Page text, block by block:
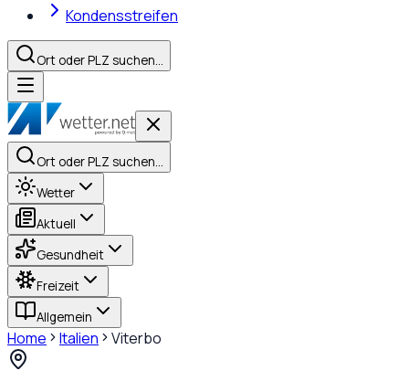
Kondensstreifen
Ort oder PLZ suchen…
Ort oder PLZ suchen…
Wetter
Aktuell
Gesundheit
Freizeit
Allgemein
Home Italien Viterbo